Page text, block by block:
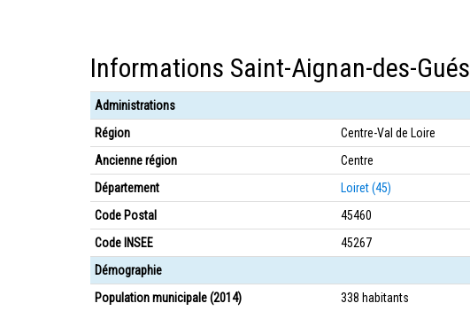
Informations Saint-Aignan-des-Gués
Administrations
Région
Centre-Val de Loire
Ancienne région
Centre
Département
Loiret (45)
Code Postal
45460
Code INSEE
45267
Démographie
Population municipale (2014)
338 habitants